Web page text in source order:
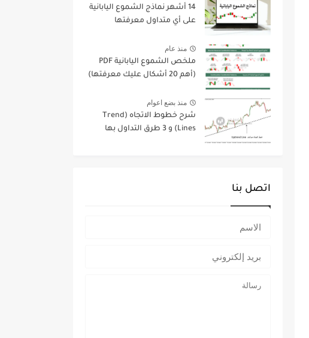
14 أشهر نماذج الشموع اليابانية
على أي متداول معرفتها
منذ عام
ملخص الشموع اليابانية PDF
(أهم 20 أشكال عليك معرفتها)
منذ بضع اعوام
شرح خطوط الاتجاه (Trend
Lines) و 3 طرق التداول بها
اتصل بنا